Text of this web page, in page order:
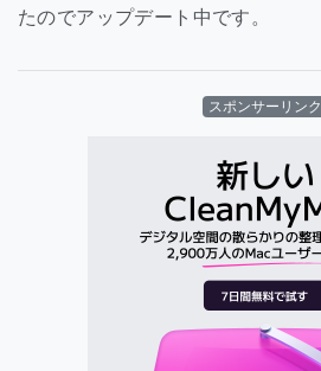
たのでアップデート中です。
スポンサーリンク